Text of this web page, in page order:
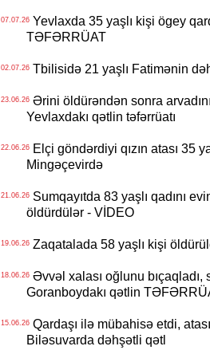
07.07.26Yevlaxda 35 yaşlı kişi ögey
TƏFƏRRÜAT
02.07.26Tbilisidə 21 yaşlı Fatimənin
23.06.26Ərini öldürəndən sonra
Yevlaxdakı qətlin təfərrüatı
22.06.26Elçi göndərdiyi qızın atası 35
Mingəçevirdə
21.06.26Sumqayıtda 83 yaşlı qadını
öldürdülər - VİDEO
19.06.26Zaqatalada 58 yaşlı kişi
18.06.26Əvvəl xalası oğlunu bıçaqladı,
Goranboydakı qətlin
15.06.26Qardaşı ilə mübahisə etdi,
Biləsuvarda dəhşətli qətl